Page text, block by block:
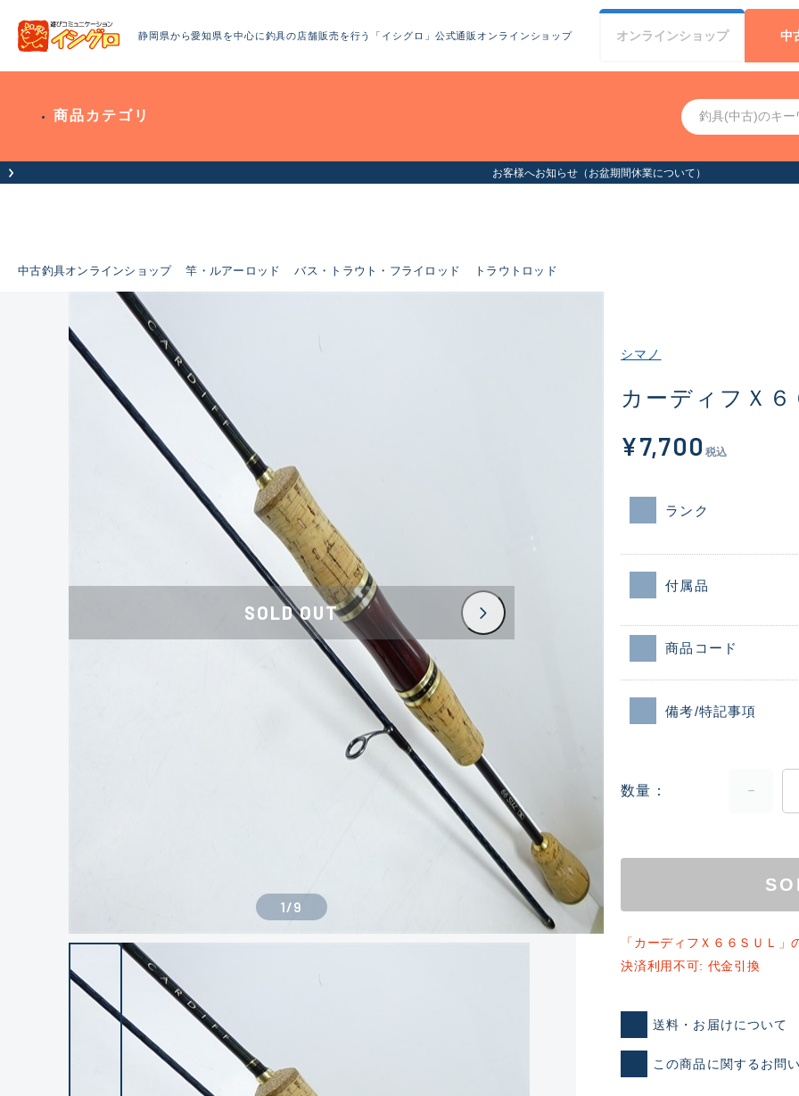
静岡県から愛知県を中心に釣具の店舗販売を行う「イシグロ」公式通販オンラインショップ オンラインショップ 中
商品カテゴリ
お客様へお知らせ（お盆期間休業について）
中古釣具オンラインショップ 竿・ルアーロッド バス・トラウト・フライロッド トラウトロッド
新古品（メーカー問屋から
SOLD OUT
1/9
シマノ
カーディフＸ６
¥7,700 税込
ランク
付属品
商品コード
備考/特記事項
数量
「カーディフＸ６６ＳＵＬ」
決済利用不可: 代金引換
送料・お届けについて
この商品に関するお問